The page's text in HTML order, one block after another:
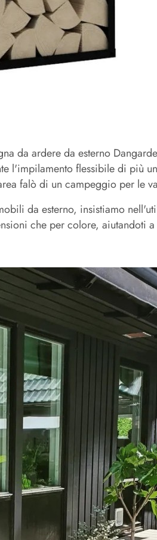
da ardere da esterno
l'impilamento flessibile di più
falò di un campeggio per le
da esterno, insistiamo
che per colore, aiutandoti